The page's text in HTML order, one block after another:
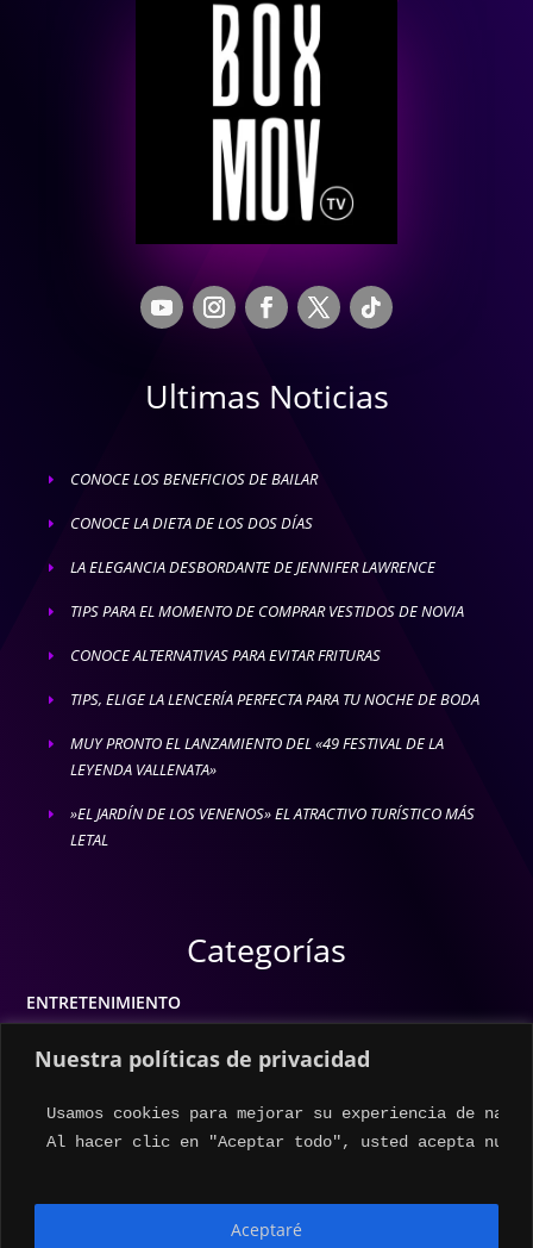
Nuestra políticas de privacidad
Usamos cookies para mejorar su experiencia de
Al hacer clic en "Aceptar todo", usted acepta
Aceptaré
Ultimas Noticias
E CONOCE LOS BENEFICIOS DE BAILAR
E CONOCE LA DIETA DE LOS DOS DÍAS
E LA ELEGANCIA DESBORDANTE DE JENNIFER LAWRENCE
E TIPS PARA EL MOMENTO DE COMPRAR VESTIDOS DE NOVIA
E CONOCE ALTERNATIVAS PARA EVITAR FRITURAS
E TIPS, ELIGE LA LENCERÍA PERFECTA PARA TU NOCHE DE BODA
E
MUY PRONTO EL LANZAMIENTO DEL «49 FESTIVAL DE LA
LEYENDA VALLENATA»
E
»EL JARDÍN DE LOS VENENOS» EL ATRACTIVO TURÍSTICO MÁS
LETAL
Categorías
ENTRETENIMIENTO
ESTILO DE VIDA